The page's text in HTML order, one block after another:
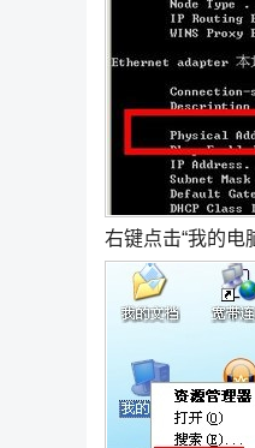
右键点击“我的电